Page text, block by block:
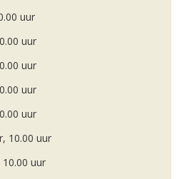
uur
uur
uur
uur
uur
10.00 uur
uur